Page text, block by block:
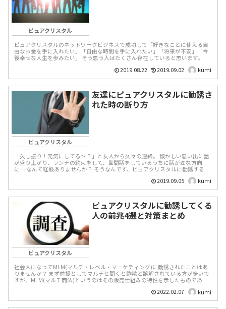
ピュアクリスタル
ピュアクリスタルのネットワークビジネスで成功して「好きなことに使える自
由なお金を手に入れたい」「自由な時間を手に入れたい」「将来が不安」「今
後幸せな人生を歩みたい」 そう思う人はたくさん存在していると思います。 こ
2019.08.22 2019.09.02 kumi
ピュアクリスタル
友達にピュアクリスタルに勧誘さ
れた時の断り方
「久し振り！元気にしてる～？」と友人から久々の連絡。 懐かしい思い出に話
が盛り上がり、ランチの約束をして、世間話をしているうちに話が変な方向
に… なんて経験ありませんか？ そうなんです、ピュアクリスタルに勧誘する時
2019.09.05 kumi
ピュアクリスタル
ピュアクリスタルに勧誘してくる
人の前兆4選と対策まとめ
社会人になってMLM(マルチ・レベル・マーケティング)に勧誘されたことはあ
りませんか？ まず前提としてマルチと聞くと詐欺と誤解されている方が多いで
すが、MLM(マルチ商法)というのはその販売仕組みの特性を示したものであり
2022.02.07 kumi